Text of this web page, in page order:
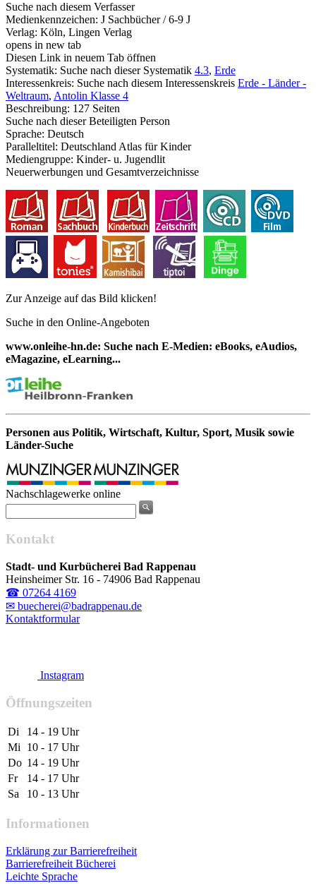
Suche nach diesem Verfasser
Medienkennzeichen: J Sachbücher / 6-9 J
Verlag: Köln, Lingen Verlag
opens in new tab
Diesen Link in neuem Tab öffnen
Systematik: Suche nach dieser Systematik 4.3, Erde
Interessenkreis: Suche nach diesem Interessenskreis Erde - Länder -
Weltraum, Antolin Klasse 4
Beschreibung: 127 Seiten
Suche nach dieser Beteiligten Person
Sprache: Deutsch
Paralleltitel: Deutschland Atlas für Kinder
Mediengruppe: Kinder- u. Jugendlit
Neuerwerbungen und Gesamtverzeichnisse
Zur Anzeige auf das Bild klicken!
Suche in den Online-Angeboten
www.onleihe-hn.de: Suche nach E-Medien: eBooks, eAudios,
eMagazine, eLearning...
Personen aus Politik, Wirtschaft, Kultur, Sport, Musik sowie
Länder-Suche
Nachschlagewerke online
Kontakt
Stadt- und Kurbücherei Bad Rappenau
Heinsheimer Str. 16 - 74906 Bad Rappenau
☎ 07264 4169
✉ buecherei@badrappenau.de
Kontaktformular
Instagram
Öffnungszeiten
Di
14 - 19 Uhr
Mi
10 - 17 Uhr
Do 14 - 19 Uhr
Fr
14 - 17 Uhr
Sa
10 - 13 Uhr
Informationen
Erklärung zur Barrierefreiheit
Barrierefreiheit Bücherei
Leichte Sprache